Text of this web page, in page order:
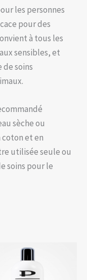
les personnes
pour des
à tous les
sensibles, et
soins
sèche ou
coton et en
utilisée seule ou
soins pour le